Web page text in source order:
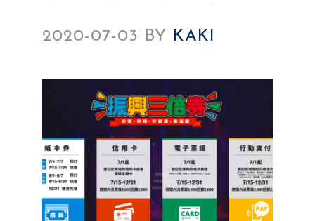
2020-07-03 BY KAKI